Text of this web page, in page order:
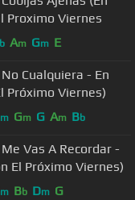
Proximo Viernes
b Am Gm E
Cualquiera - En
Próximo Viernes)
m Gm G Am Bb
Vas A Recordar -
El Próximo Viernes)
m Bb Dm G